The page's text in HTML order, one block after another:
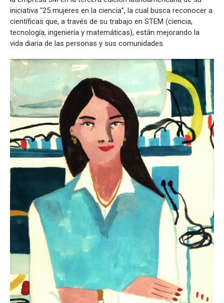
iniciativa “25 mujeres en la ciencia”, la cual busca reconocer a
científicas que, a través de su trabajo en STEM (ciencia,
tecnología, ingeniería y matemáticas), están mejorando la
vida diaria de las personas y sus comunidades.